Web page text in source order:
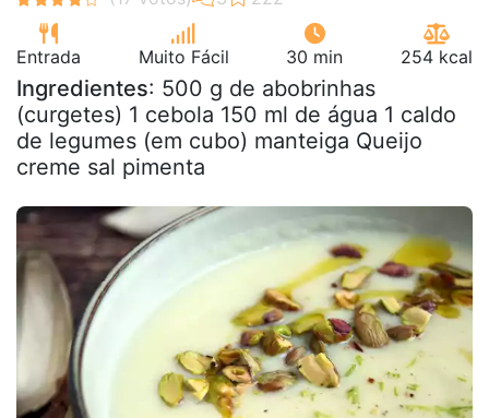
Entrada Muito Fácil 30 min 254 kcal
Ingredientes: 500 g de abobrinhas
(curgetes) 1 cebola 150 ml de água 1 caldo
de legumes (em cubo) manteiga Queijo
creme sal pimenta